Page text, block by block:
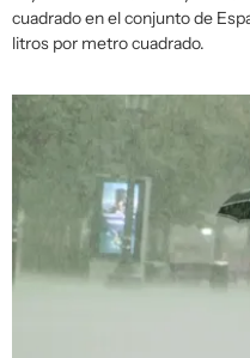
cuadrado en el conjunto de
litros por metro cuadrado.